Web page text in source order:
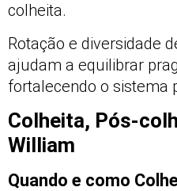
colheita.
Rotação e diversidade
ajudam a equilibrar
fortalecendo o sistema
Colheita, Pós-
William
Quando e como